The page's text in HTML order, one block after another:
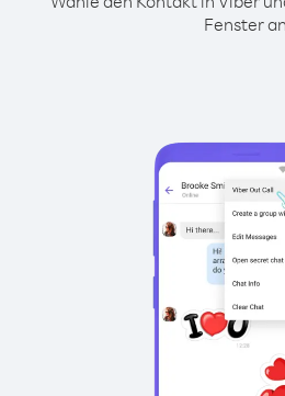
Fenster an